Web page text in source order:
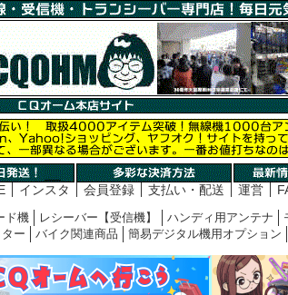
インスタ 会員登録 支払い・配送 運営
ド機 レシーバー【受信機】 ハンディ用アンテナ
ー バイク関連商品 簡易デジタル機用オプション